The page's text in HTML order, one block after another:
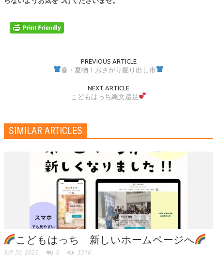
PREVIOUS ARTICLE
春・夏物！おさがり掘り出し市
NEXT ARTICLE
こどもはっち縄文遠足
SIMILAR ARTICLES
こどもはっち 新しいホームページへ
8月 30, 2025 0 3316